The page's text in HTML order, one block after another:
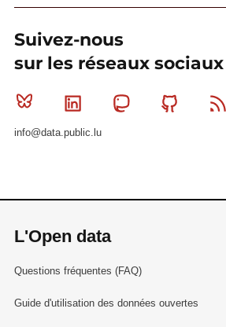
Suivez-nous
sur les réseaux sociaux
Bluesky Linkedin MastodonGithub
info@data.public.lu
L'Open data
Questions fréquentes (FAQ)
Guide d'utilisation des données ouvertes